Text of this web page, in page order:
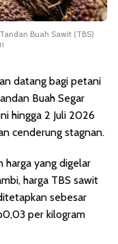
Buah Sawit (TBS)
datang bagi petani
Buah Segar
hingga 2 Juli 2026
cenderung stagnan.
harga yang digelar
harga TBS sawit
sebesar
per kilogram